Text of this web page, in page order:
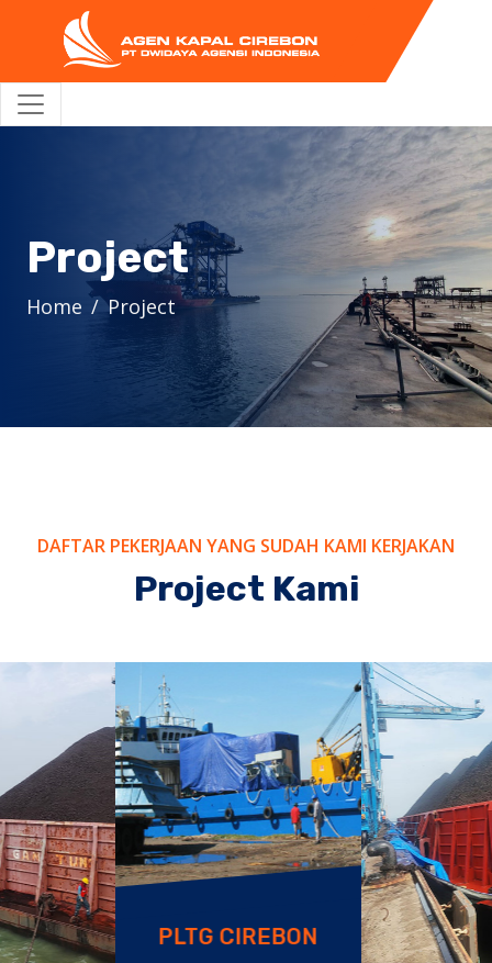
Project
Home Project
DAFTAR PEKERJAAN YANG SUDAH KAMI KERJAKAN
Project Kami
PLTU KANCI
CIREBON